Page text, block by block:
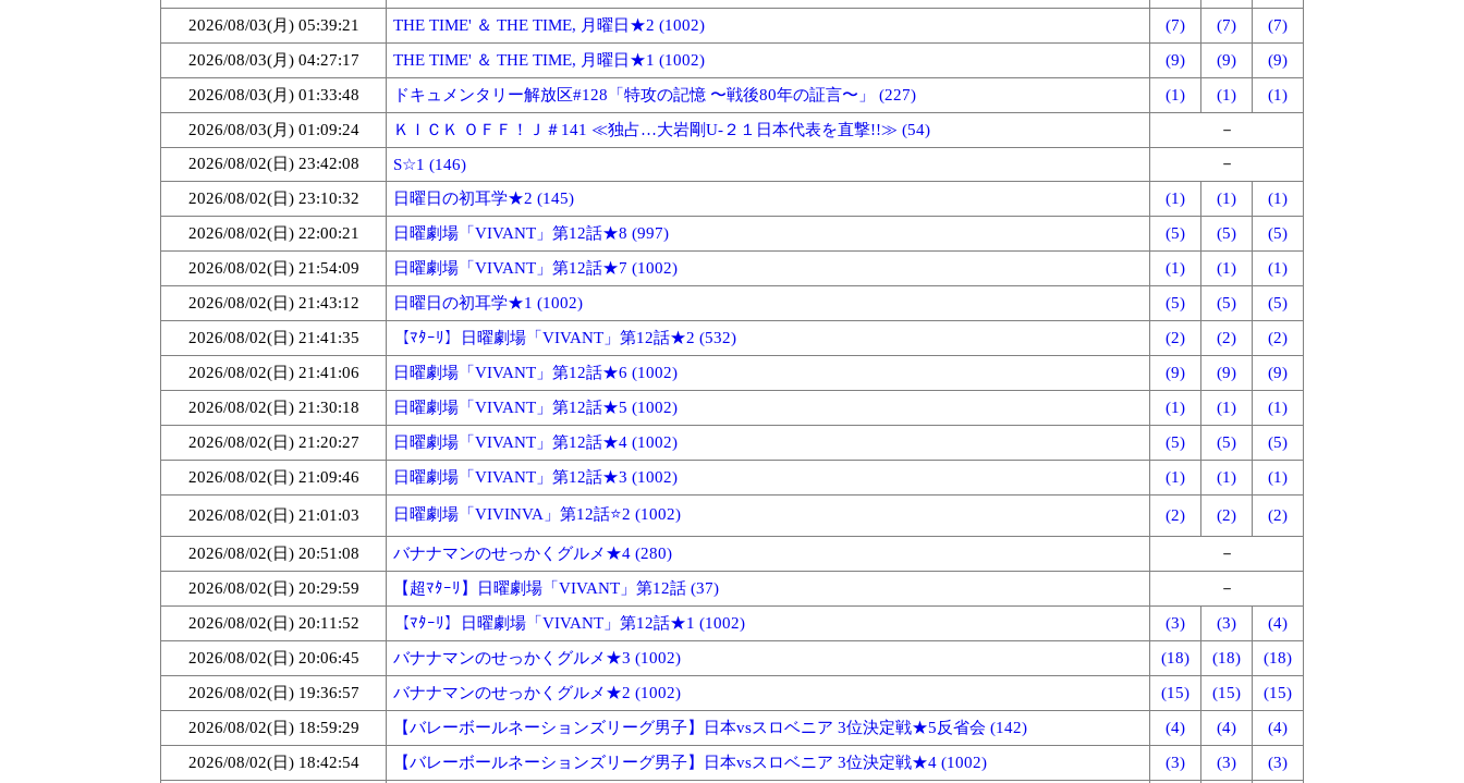
2026/08/03(月) 05:39:21
THE TIME' ＆ THE TIME, 月曜日★2 (1002) (7) (7)
(7)
2026/08/03(月) 04:27:17
THE TIME' ＆ THE TIME, 月曜日★1 (1002) (9) (9)
(9)
2026/08/03(月) 01:33:48
ドキュメンタリー解放区#128「特攻の記憶 〜戦後80年の証言〜」 (227) (1) (1)
(1)
2026/08/03(月) 01:09:24
ＫＩＣＫ ＯＦＦ！Ｊ＃141 ≪独占…大岩剛U-２１日本代表を直撃!!≫ (54)
－
2026/08/02(日) 23:42:08
S☆1 (146)
－
2026/08/02(日) 23:10:32
日曜日の初耳学★2 (145) (1) (1)
(1)
2026/08/02(日) 22:00:21
日曜劇場「VIVANT」第12話★8 (997) (5) (5)
(5)
2026/08/02(日) 21:54:09
日曜劇場「VIVANT」第12話★7 (1002) (1) (1)
(1)
2026/08/02(日) 21:43:12
日曜日の初耳学★1 (1002) (5) (5)
(5)
2026/08/02(日) 21:41:35
【ﾏﾀｰﾘ】日曜劇場「VIVANT」第12話★2 (532) (2) (2)
(2)
2026/08/02(日) 21:41:06
日曜劇場「VIVANT」第12話★6 (1002) (9) (9)
(9)
2026/08/02(日) 21:30:18
日曜劇場「VIVANT」第12話★5 (1002) (1) (1)
(1)
2026/08/02(日) 21:20:27
日曜劇場「VIVANT」第12話★4 (1002) (5) (5)
(5)
2026/08/02(日) 21:09:46
日曜劇場「VIVANT」第12話★3 (1002) (1) (1) (1)
2026/08/02(日) 21:01:03 日曜劇場「VIVINVA」第12話⭐2 (1002) (2) (2) (2)
2026/08/02(日) 20:51:08 バナナマンのせっかくグルメ★4 (280)
－
2026/08/02(日) 20:29:59
【超ﾏﾀｰﾘ】日曜劇場「VIVANT」第12話 (37)
－
2026/08/02(日) 20:11:52
【ﾏﾀｰﾘ】日曜劇場「VIVANT」第12話★1 (1002) (3) (3)
(4)
2026/08/02(日) 20:06:45
バナナマンのせっかくグルメ★3 (1002) (18) (18)
(18)
2026/08/02(日) 19:36:57
バナナマンのせっかくグルメ★2 (1002) (15) (15)
(15)
2026/08/02(日) 18:59:29
【バレーボールネーションズリーグ男子】日本vsスロベニア 3位決定戦★5反省会 (142) (4) (4)
(4)
2026/08/02(日) 18:42:54
【バレーボールネーションズリーグ男子】日本vsスロベニア 3位決定戦★4 (1002) (3) (3)
(3)